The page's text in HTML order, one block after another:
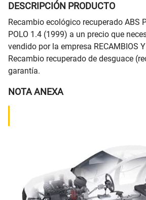
DESCRIPCIÓN PRODUCTO
Recambio ecológico recuperado ABS
POLO 1.4 (1999) a un precio que
vendido por la empresa RECAMBIOS Y
Recambio recuperado de desguace
garantía.
NOTA ANEXA